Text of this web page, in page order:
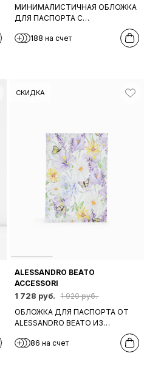
МИНИМАЛИСТИЧНАЯ ОБЛОЖКА
ДЛЯ ПАСПОРТА C
ЗОЛОТИСТЫМ ЛОГОТИПОМ DI
GREGORIO ИЗУМРУДНОГО
188 на счет
СКИДКА
ALESSANDRO BEATO
ACCESSORI
1 728 руб.
1 920 руб.
ОБЛОЖКА ДЛЯ ПАСПОРТА ОТ
ALESSANDRO BEATO ИЗ
ПРИНТОМ "ФЛОРА И ФАУНА" В
86 на счет